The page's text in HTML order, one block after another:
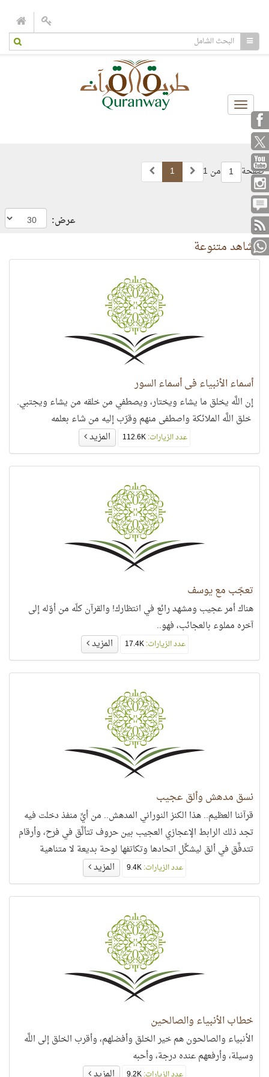
Toggle
navigation
صفحة 1 من 1 1
عرض:
مشاهد متنوعة
أسماء الأنبياء في أسماء السور
إن اللَّه يخلق ما يشاء ويختار، ويصطفي من خلقه من يشاء ويجتبي.
خلق اللَّه الملائكة واصطفى منهم وقرّب إليه من شاء بعلمه
عدد الزيارات: المزيد
تعجّب مع يوسف
هناك أمر عجيب ومشهد رائع في انتظارك! والقرآن كلّه من أوّله إلى
آخره مملوء بالعجائب، فهو..
عدد الزيارات:17.4K المزيد
نسق مدهش وألق عجيب
قرآننا العظيم.. هذا الكنز النوراني المدهش.. من أيِّ منفذ دخلت فيه
تجد ذلك الرابط الإعجازي العجيب بين حروف تتألَّق في فرح، وأرقام
تتدفَّق في ألق ليشكِّل اتحادها وتكاتفها لوحة بديعة لا متناهية
الأبعاد، تمثِّل جانباً من إعجاز قرآني فريد يذيب القلوب ويخلب
الألباب..
عدد الزيارات: المزيد
خطاب الأنبياء والصالحين
الأنبياء والصالحون هم خير الخلق وأفضلهم، وأقرب الخلق إلى اللَّه
وسيلة، وأرفعهم عنده درجة، وأحبه